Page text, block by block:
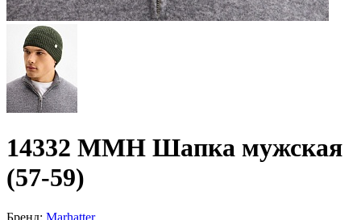
14332 MMH Шапка мужская
(57-59)
Бренд: Marhatter